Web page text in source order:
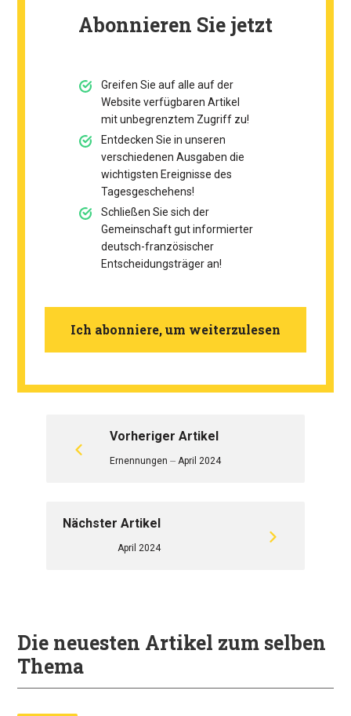
Abonnieren Sie jetzt
Greifen Sie auf alle auf der
Website verfügbaren Artikel
mit unbegrenztem Zugriff zu!
Entdecken Sie in unseren
verschiedenen Ausgaben die
wichtigsten Ereignisse des
Tagesgeschehens!
Schließen Sie sich der
Gemeinschaft gut informierter
deutsch-französischer
Entscheidungsträger an!
Ich abonniere, um weiterzulesen
Vorheriger Artikel
Ernennungen ⏤ April 2024
Nächster Artikel
April 2024
Die neuesten Artikel zum selben
Thema